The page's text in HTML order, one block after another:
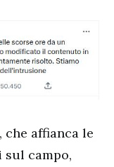
, che affianca le
campo,